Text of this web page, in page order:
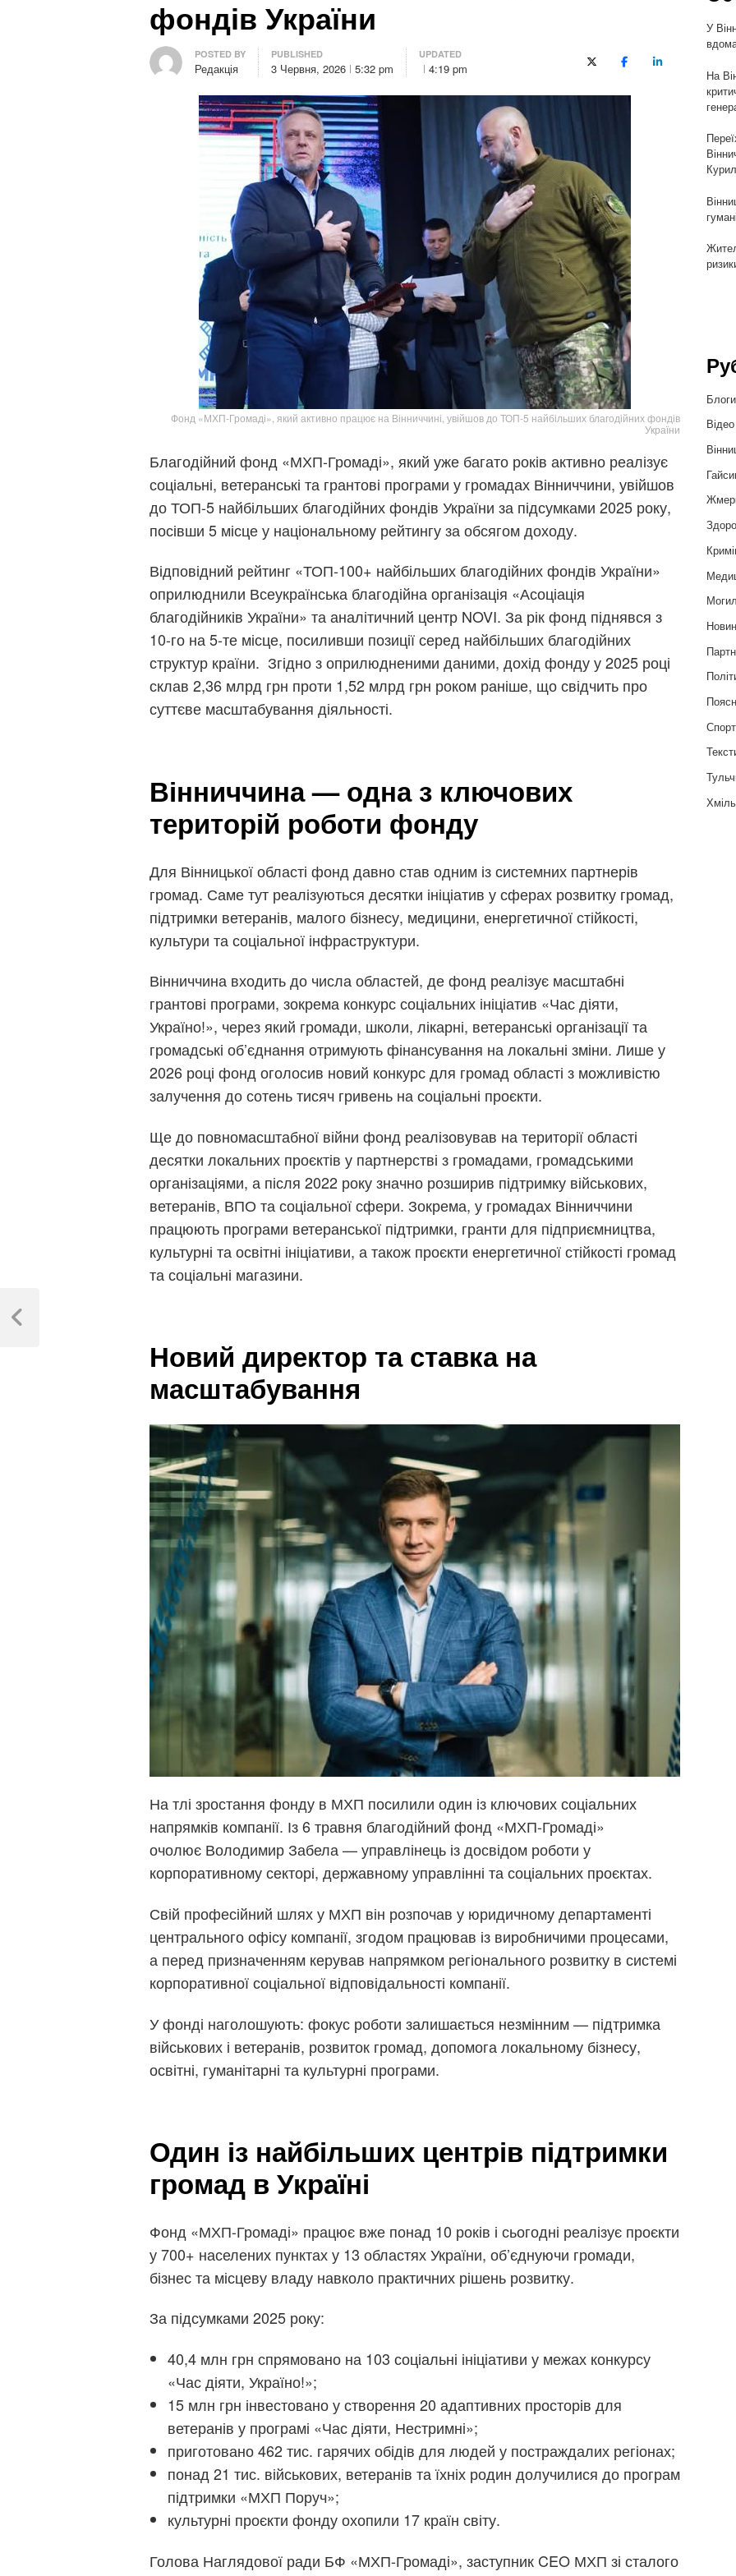
фондів України
Author
POSTED BY
Редакція
PUBLISHED
3 Червня, 2026 5:32 pm
UPDATED
4:19 pm X (Twitter)FacebookLinkedIn
Фонд «МХП-Громаді», який активно працює на Вінниччині, увійшов до ТОП-5 найбільших благодійних фондів
України
Благодійний фонд «МХП-Громаді», який уже багато років активно реалізує
соціальні, ветеранські та грантові програми у громадах Вінниччини, увійшов
до ТОП-5 найбільших благодійних фондів України за підсумками 2025 року,
посівши 5 місце у національному рейтингу за обсягом доходу.
Відповідний рейтинг «ТОП-100+ найбільших благодійних фондів України»
оприлюднили Всеукраїнська благодійна організація «Асоціація
благодійників України» та аналітичний центр NOVI. За рік фонд піднявся з
10-го на 5-те місце, посиливши позиції серед найбільших благодійних
структур країни. Згідно з оприлюдненими даними, дохід фонду у 2025 році
склав 2,36 млрд грн проти 1,52 млрд грн роком раніше, що свідчить про
суттєве масштабування діяльності.
Вінниччина — одна з ключових
територій роботи фонду
Для Вінницької області фонд давно став одним із системних партнерів
громад. Саме тут реалізуються десятки ініціатив у сферах розвитку громад,
підтримки ветеранів, малого бізнесу, медицини, енергетичної стійкості,
культури та соціальної інфраструктури.
Вінниччина входить до числа областей, де фонд реалізує масштабні
грантові програми, зокрема конкурс соціальних ініціатив «Час діяти,
Україно!», через який громади, школи, лікарні, ветеранські організації та
громадські об’єднання отримують фінансування на локальні зміни. Лише у
2026 році фонд оголосив новий конкурс для громад області з можливістю
залучення до сотень тисяч гривень на соціальні проєкти.
Ще до повномасштабної війни фонд реалізовував на території області
десятки локальних проєктів у партнерстві з громадами, громадськими
організаціями, а після 2022 року значно розширив підтримку військових,
ветеранів, ВПО та соціальної сфери. Зокрема, у громадах Вінниччини
працюють програми ветеранської підтримки, гранти для підприємництва,
культурні та освітні ініціативи, а також проєкти енергетичної стійкості громад
та соціальні магазини.
Новий директор та ставка на
масштабування
На тлі зростання фонду в МХП посилили один із ключових соціальних
напрямків компанії. Із 6 травня благодійний фонд «МХП-Громаді»
очолює Володимир Забела — управлінець із досвідом роботи у
корпоративному секторі, державному управлінні та соціальних проєктах.
Свій професійний шлях у МХП він розпочав у юридичному департаменті
центрального офісу компанії, згодом працював із виробничими процесами,
а перед призначенням керував напрямком регіонального розвитку в системі
корпоративної соціальної відповідальності компанії.
У фонді наголошують: фокус роботи залишається незмінним — підтримка
військових і ветеранів, розвиток громад, допомога локальному бізнесу,
освітні, гуманітарні та культурні програми.
Один із найбільших центрів підтримки
громад в Україні
Фонд «МХП-Громаді» працює вже понад 10 років і сьогодні реалізує проєкти
у 700+ населених пунктах у 13 областях України, об’єднуючи громади,
бізнес та місцеву владу навколо практичних рішень розвитку.
За підсумками 2025 року:
40,4 млн грн спрямовано на 103 соціальні ініціативи у межах конкурсу
«Час діяти, Україно!»;
15 млн грн інвестовано у створення 20 адаптивних просторів для
ветеранів у програмі «Час діяти, Нестримні»;
приготовано 462 тис. гарячих обідів для людей у постраждалих регіонах;
понад 21 тис. військових, ветеранів та їхніх родин долучилися до програм
підтримки «МХП Поруч»;
культурні проєкти фонду охопили 17 країн світу.
Голова Наглядової ради БФ «МХП-Громаді», заступник CEO МХП зі сталого
записів
Previous
У
На
Блоги
Відео
Спорт